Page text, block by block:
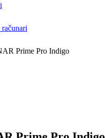
Prime Pro Indigo